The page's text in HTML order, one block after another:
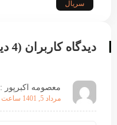
سریال
دیدگاه کاربران (4 دیدگاه)
معصومه اکبرپور :
مرداد 5, 1401 ساعت 10:00 ق.ظ